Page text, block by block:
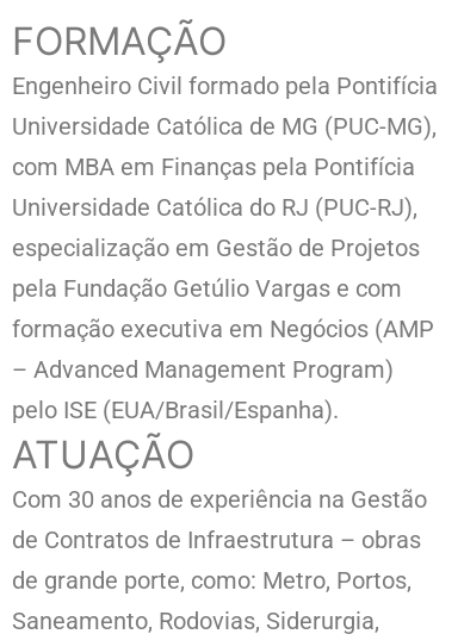
FORMAÇÃO
Engenheiro Civil formado pela Pontifícia
Universidade Católica de MG (PUC-MG),
com MBA em Finanças pela Pontifícia
Universidade Católica do RJ (PUC-RJ),
especialização em Gestão de Projetos
pela Fundação Getúlio Vargas e com
formação executiva em Negócios (AMP
– Advanced Management Program)
pelo ISE (EUA/Brasil/Espanha).
ATUAÇÃO
Com 30 anos de experiência na Gestão
de Contratos de Infraestrutura – obras
de grande porte, como: Metro, Portos,
Saneamento, Rodovias, Siderurgia,